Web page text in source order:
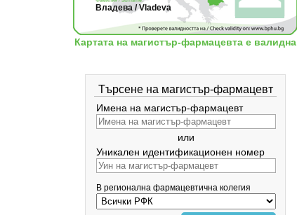
Владева / Vladeva
Картата на магистър-фармацевта е валидна
Търсене на магистър-фармацевт
Имена на магистър-фармацевт
или
Уникален идентификационен номер
В регионална фармацевтична колегия